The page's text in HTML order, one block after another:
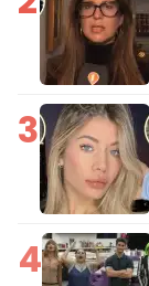
3
4